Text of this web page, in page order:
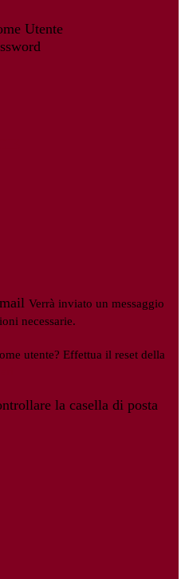
Utente
Verrà inviato un messaggio
necessarie.
utente? Effettua il reset della
la casella di posta